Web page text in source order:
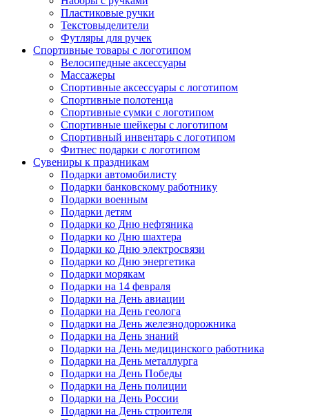
Пластиковые ручки
Текстовыделители
Футляры для ручек
Спортивные товары с логотипом
Велосипедные аксессуары
Массажеры
Спортивные аксессуары с логотипом
Спортивные полотенца
Спортивные сумки с логотипом
Спортивные шейкеры с логотипом
Спортивный инвентарь с логотипом
Фитнес подарки с логотипом
Сувениры к праздникам
Подарки автомобилисту
Подарки банковскому работнику
Подарки военным
Подарки детям
Подарки ко Дню нефтяника
Подарки ко Дню шахтера
Подарки ко Дню электросвязи
Подарки ко Дню энергетика
Подарки морякам
Подарки на 14 февраля
Подарки на День авиации
Подарки на День геолога
Подарки на День железнодорожника
Подарки на День знаний
Подарки на День медицинского работника
Подарки на День металлурга
Подарки на День Победы
Подарки на День полиции
Подарки на День России
Подарки на День строителя